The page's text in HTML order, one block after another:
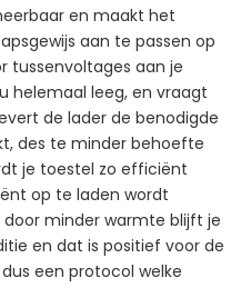
en maakt het
aan te passen op
tussenvoltages aan je
helemaal leeg, en vraagt
de lader de benodigde
des te minder behoefte
je toestel zo efficiënt
op te laden wordt
minder warmte blijft je
en dat is positief voor de
een protocol welke